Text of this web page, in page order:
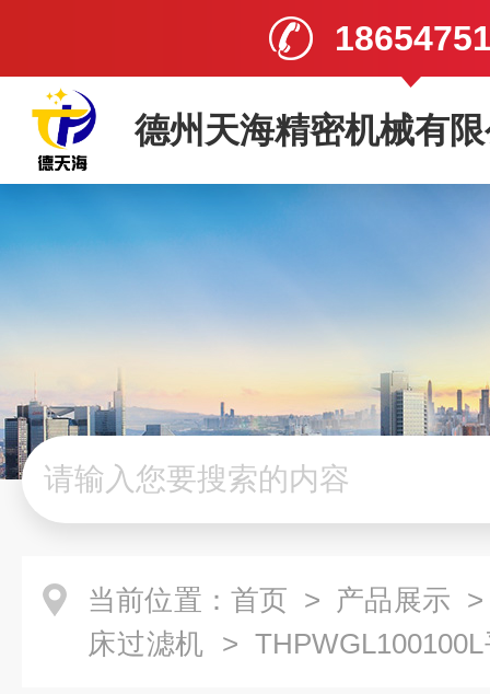
德州天海精密机械有
当前位置： 首页 > 产品展示
床过滤机 >